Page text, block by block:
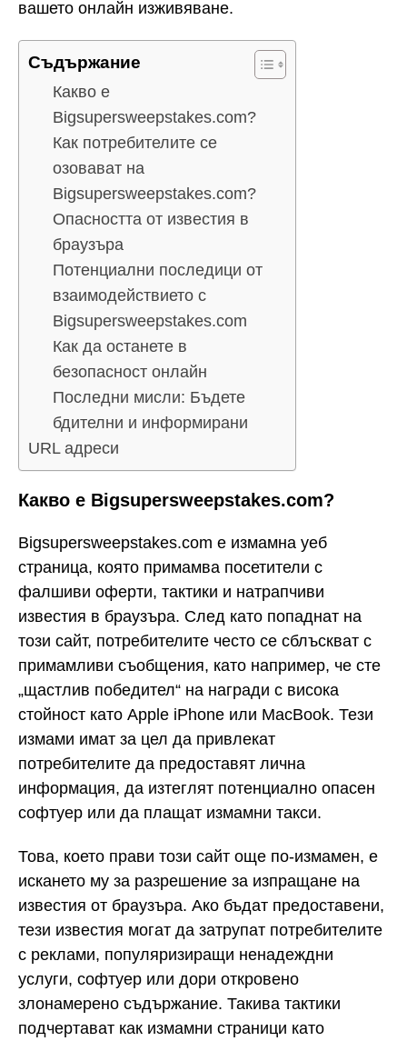
вашето онлайн изживяване.
Съдържание
Какво е
Bigsupersweepstakes.com?
Как потребителите се
озовават на
Bigsupersweepstakes.com?
Опасността от известия в
браузъра
Потенциални последици от
взаимодействието с
Bigsupersweepstakes.com
Как да останете в
безопасност онлайн
Последни мисли: Бъдете
бдителни и информирани
URL адреси
Какво е Bigsupersweepstakes.com?
Bigsupersweepstakes.com е измамна уеб
страница, която примамва посетители с
фалшиви оферти, тактики и натрапчиви
известия в браузъра. След като попаднат на
този сайт, потребителите често се сблъскват с
примамливи съобщения, като например, че сте
„щастлив победител“ на награди с висока
стойност като Apple iPhone или MacBook. Тези
измами имат за цел да привлекат
потребителите да предоставят лична
информация, да изтеглят потенциално опасен
софтуер или да плащат измамни такси.
Това, което прави този сайт още по-измамен, е
искането му за разрешение за изпращане на
известия от браузъра. Ако бъдат предоставени,
тези известия могат да затрупат потребителите
с реклами, популяризиращи ненадеждни
услуги, софтуер или дори откровено
злонамерено съдържание. Такива тактики
подчертават как измамни страници като